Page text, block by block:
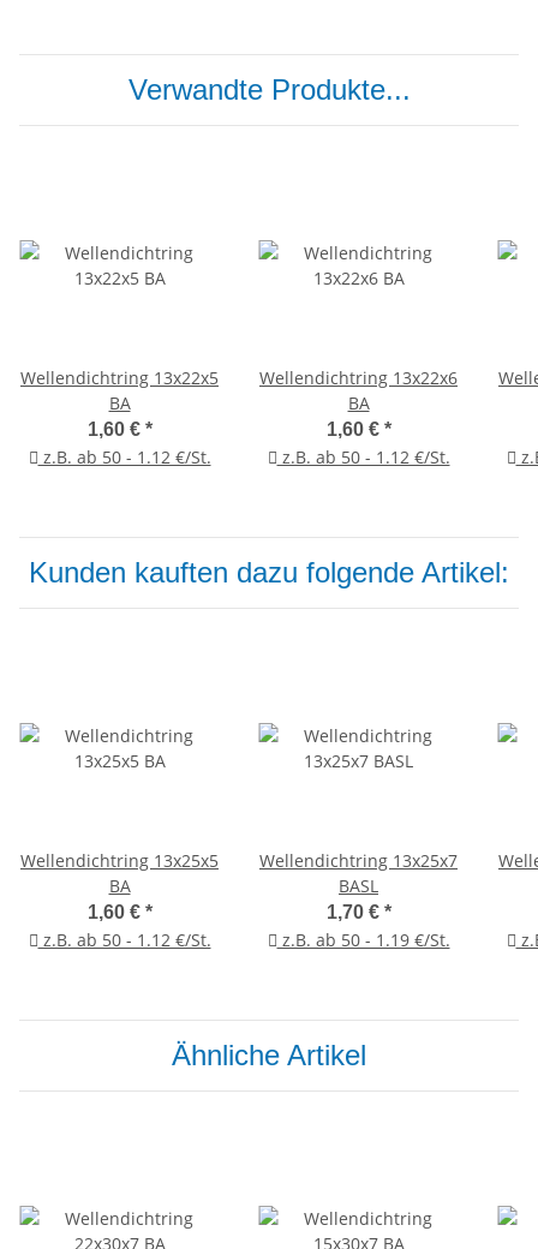
Verwandte Produkte...
Wellendichtring 13x22x5
BA
1,60 € *
z.B. ab 50 - 1.12 €/St.
Wellendichtring 13x22x6
BA
1,60 € *
z.B. ab 50 - 1.12 €/St.
Kunden kauften dazu folgende Artikel:
Wellendichtring 13x25x5
BA
1,60 € *
z.B. ab 50 - 1.12 €/St.
Wellendichtring 13x25x7
BASL
1,70 € *
z.B. ab 50 - 1.19 €/St.
Ähnliche Artikel